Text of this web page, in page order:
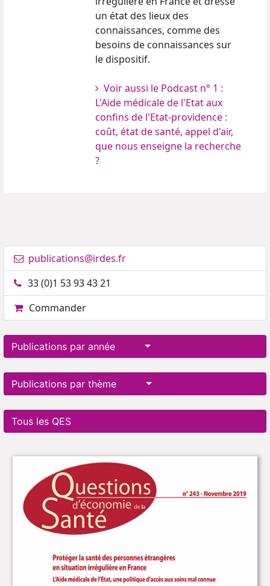
un état des lieux des
connaissances, comme des
besoins de connaissances sur
le dispositif.
Voir aussi le Podcast n° 1 :
L'Aide médicale de l'Etat aux
confins de l'Etat-providence :
coût, état de santé, appel d'air,
que nous enseigne la recherche
?
publications@irdes.fr
33 (0)1 53 93 43 21
Commander
Publications par année
Publications par thème
Tous les QES